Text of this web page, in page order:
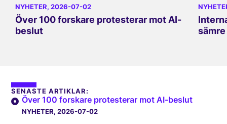
NYHETER, 2026-07-02
Över 100 forskare protesterar mot AI-
beslut
SENASTE ARTIKLAR:
Över 100 forskare protesterar mot AI-beslut
NYHETER, 2026-07-02